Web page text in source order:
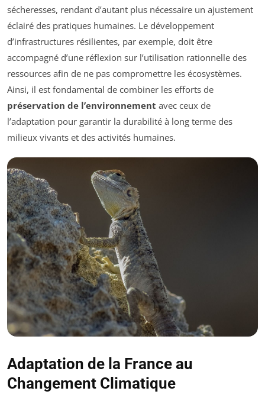
sécheresses, rendant d’autant plus nécessaire un ajustement
éclairé des pratiques humaines. Le développement
d’infrastructures résilientes, par exemple, doit être
accompagné d’une réflexion sur l’utilisation rationnelle des
ressources afin de ne pas compromettre les écosystèmes.
Ainsi, il est fondamental de combiner les efforts de
préservation de l’environnement avec ceux de
l’adaptation pour garantir la durabilité à long terme des
milieux vivants et des activités humaines.
Adaptation de la France au
Changement Climatique